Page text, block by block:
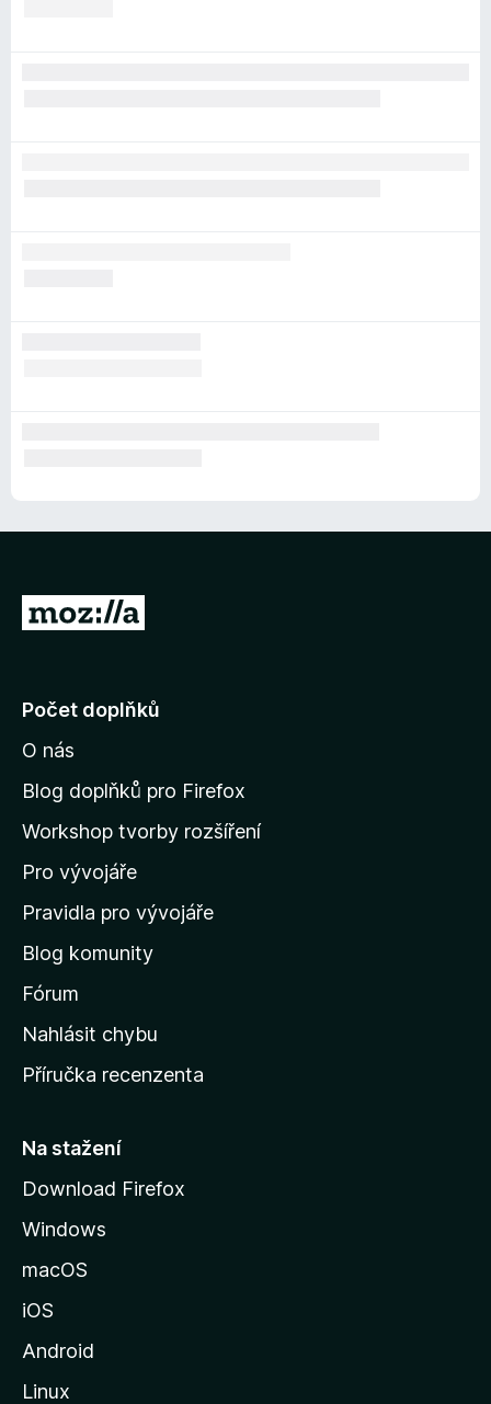
P
j
t
n
d
o
m
v
s
k
u
t
á
n
M
o
Počet doplňků
O nás
Blog doplňků pro Firefox
Workshop tvorby rozšíření
Pro vývojáře
Pravidla pro vývojáře
Blog komunity
Fórum
Nahlásit chybu
Příručka recenzenta
Na stažení
Download Firefox
Windows
macOS
iOS
Android
Linux